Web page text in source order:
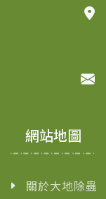
網站地圖
關於大地除蟲